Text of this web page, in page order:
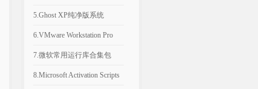
汉化便携版
5.Ghost XP纯净版系统
2020.06 经典稳定版
6.VMware Workstation Pro
26H1 v26.0.1810 附永久激活
密钥
7.微软常用运行库合集包
v2026.06.07 可自选更新
8.Microsoft Activation Scripts